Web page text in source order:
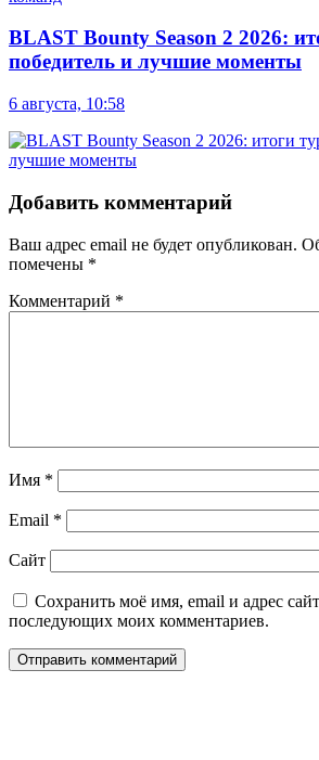
BLAST Bounty Season 2 2026:
победитель и лучшие моменты
6 августа, 10:58
Добавить комментарий
Ваш адрес email не будет опубликован.
помечены *
Комментарий *
Имя *
Email *
Сайт
Сохранить моё имя, email и адрес
последующих моих комментариев.